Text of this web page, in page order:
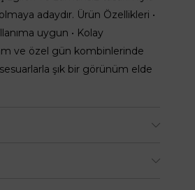
adaydır. Ürün Özellikleri •
uygun • Kolay
ve özel gün kombinlerinde
şık bir görünüm elde